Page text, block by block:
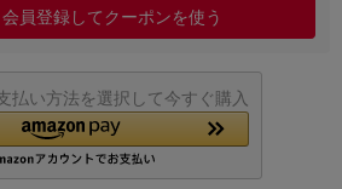
員登録してクーポンを使う
払い方法を選択して今すぐ購入
～ 円